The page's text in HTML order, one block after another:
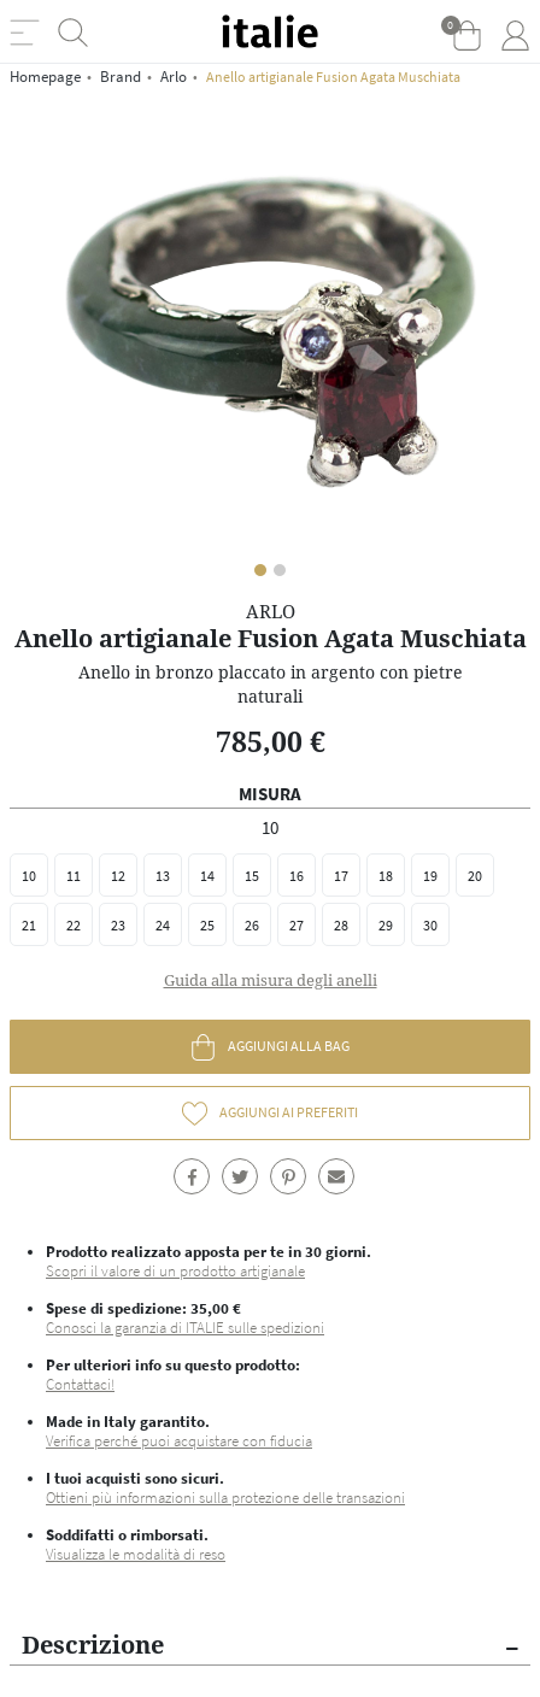
0
Homepage Brand Arlo Anello artigianale Fusion Agata Muschiata
ARLO
Anello artigianale Fusion Agata Muschiata
Anello in bronzo placcato in argento con pietre
naturali
785,00 €
MISURA
10
10 11 12 13 14 15 16 17 18 19 20
21 22 23 24 25 26 27 28 29 30
Guida alla misura degli anelli
AGGIUNGI AI PREFERITI
AGGIUNGI ALLA BAG
Prodotto realizzato apposta per te in 30 giorni.
Scopri il valore di un prodotto artigianale
Spese di spedizione: 35,00 €
Conosci la garanzia di ITALIE sulle spedizioni
Per ulteriori info su questo prodotto:
Contattaci!
Made in Italy garantito.
Verifica perché puoi acquistare con fiducia
I tuoi acquisti sono sicuri.
Ottieni più informazioni sulla protezione delle transazioni
Soddifatti o rimborsati.
Visualizza le modalità di reso
Descrizione